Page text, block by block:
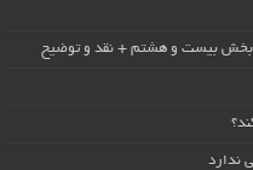
– بخش بیست و هشتم + نقد و توضیح
ندارد